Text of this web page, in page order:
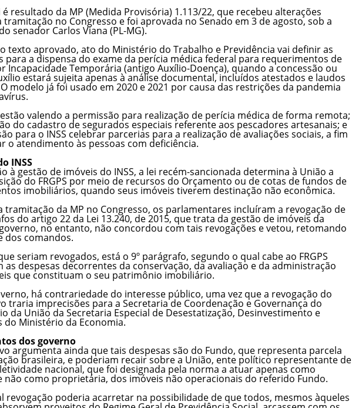
é resultado da MP (Medida Provisória) 1.113/22, que recebeu alterações
tramitação no Congresso e foi aprovada no Senado em 3 de agosto, sob a
senador Carlos Viana (PL-MG).
texto aprovado, ato do Ministério do Trabalho e Previdência vai definir as
para a dispensa do exame da perícia médica federal para requerimentos de
Incapacidade Temporária (antigo Auxílio-Doença), quando a concessão ou
estará sujeita apenas à análise documental, incluídos atestados e laudos
modelo já foi usado em 2020 e 2021 por causa das restrições da pandemia
valendo a permissão para realização de perícia médica de forma remota;
do cadastro de segurados especiais referente aos pescadores artesanais; e
para o INSS celebrar parcerias para a realização de avaliações sociais, a fim
o atendimento às pessoas com deficiência.
INSS
à gestão de imóveis do INSS, a lei recém-sancionada determina à União a
do FRGPS por meio de recursos do Orçamento ou de cotas de fundos de
imobiliários, quando seus imóveis tiverem destinação não econômica.
tramitação da MP no Congresso, os parlamentares incluíram a revogação de
do artigo 22 da Lei 13.240, de 2015, que trata da gestão de imóveis da
no entanto, não concordou com tais revogações e vetou, retomando
dos comandos.
seriam revogados, está o 9º parágrafo, segundo o qual cabe ao FRGPS
as despesas decorrentes da conservação, da avaliação e da administração
que constituam o seu patrimônio imobiliário.
há contrariedade do interesse público, uma vez que a revogação do
traria imprecisões para a Secretaria de Coordenação e Governança do
da União da Secretaria Especial de Desestatização, Desinvestimento e
do Ministério da Economia.
dos governo
argumenta ainda que tais despesas são do Fundo, que representa parcela
brasileira, e poderiam recair sobre a União, ente político representante de
nacional, que foi designada pela norma a atuar apenas como
não como proprietária, dos imóveis não operacionais do referido Fundo.
revogação poderia acarretar na possibilidade de que todos, mesmos àqueles